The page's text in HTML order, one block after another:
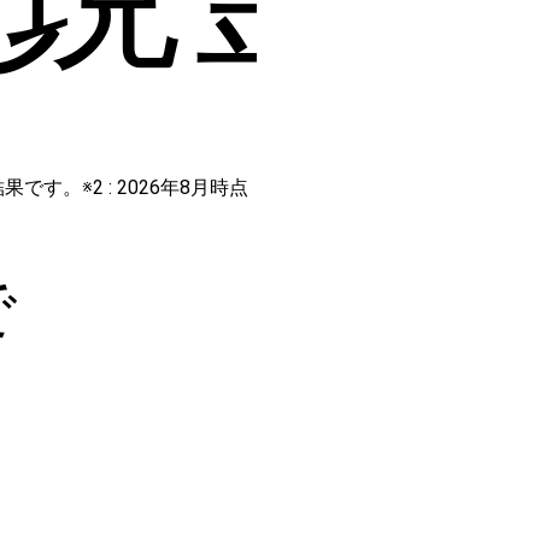
です。※2 : 2026年8月時点